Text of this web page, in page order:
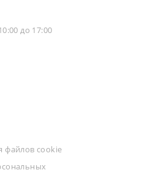
до 17:00
файлов cookie